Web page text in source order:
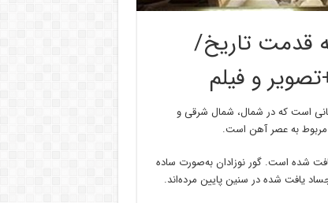
قدمت تاریخ/
است که در شمال، شمال شرقی و
مربوط به عصر آهن است.
جنینی دفن شده یافت شده است. گور نوزادان به‌صورت ساده
یافت شده در سنین پایین مرده‌اند.